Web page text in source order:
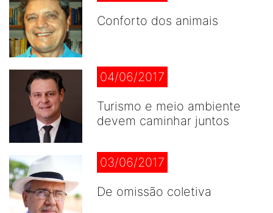
Conforto dos animais
04/06/2017
Turismo e meio ambiente
devem caminhar juntos
03/06/2017
De omissão coletiva